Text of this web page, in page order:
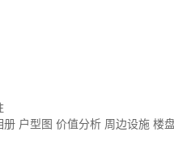
册 户型图 价值分析 周边设施 楼